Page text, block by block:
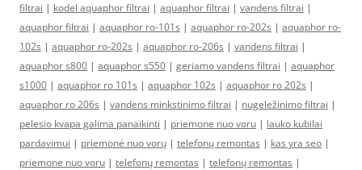
filtrai | kodel aquaphor filtrai | aquaphor filtrai | vandens filtrai |
aquaphor filtrai | aquaphor ro-101s | aquaphor ro-202s | aquaphor ro-
102s | aquaphor ro-202s | aquaphor ro-206s | vandens filtrai |
aquaphor s800 | aquaphor s550 | geriamo vandens filtrai | aquaphor
s1000 | aquaphor ro 101s | aquaphor 102s | aquaphor ro 202s |
aquaphor ro 206s | vandens minkstinimo filtrai | nugeležinimo filtrai |
pelesio kvapa galima panaikinti | priemone nuo voru | lauko kubilai
pardavimui | priemonė nuo vorų | telefonų remontas | kas yra seo |
priemone nuo voru | telefonų remontas | telefonų remontas |